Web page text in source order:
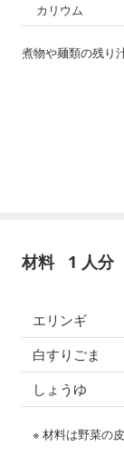
カリウム
煮物や麺類の残り
材料 1 人分
エリンギ
白すりごま
しょうゆ
※ 材料は野菜の